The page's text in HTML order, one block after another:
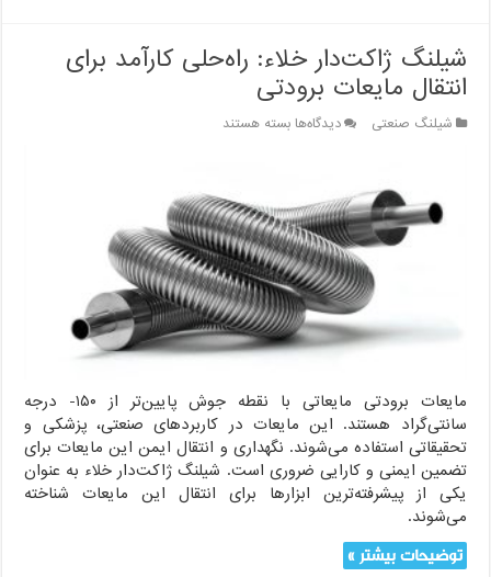
شیلنگ ژاکت‌دار خلاء: راه‌حلی کارآمد برای
انتقال مایعات برودتی
شیلنگ صنعتی دیدگاه‌هابرای
راه‌حلی
کارآمد
برای
انتقال
مایعات
برودتی
بسته هستند
مایعات برودتی مایعاتی با نقطه جوش پایین‌تر از ۱۵۰- درجه
سانتی‌گراد هستند. این مایعات در کاربردهای صنعتی، پزشکی و
تحقیقاتی استفاده می‌شوند. نگهداری و انتقال ایمن این مایعات برای
تضمین ایمنی و کارایی ضروری است. شیلنگ ژاکت‌دار خلاء به عنوان
یکی از پیشرفته‌ترین ابزارها برای انتقال این مایعات شناخته
می‌شوند.
توضیحات بیشتر »